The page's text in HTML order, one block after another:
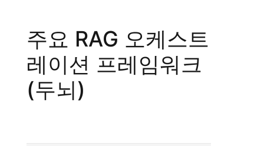
주요 RAG 오케스트
레이션 프레임워크
(두뇌)